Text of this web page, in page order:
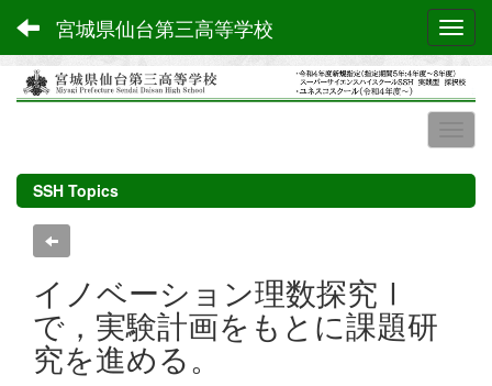
宮城県仙台第三高等学校
SSH Topics
イノベーション理数探究Ⅰ
で，実験計画をもとに課題研
究を進める。